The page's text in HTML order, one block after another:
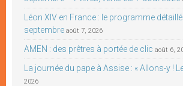
Léon XIV en France : le programme
septembre août 7, 2026
AMEN : des prêtres à portée de clic août 6,
La journée du pape à Assise : « Allons-y !
2026